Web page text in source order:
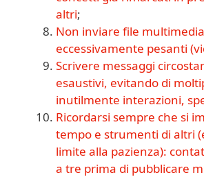
altri;
Non inviare file
eccessivamente pesanti
Scrivere messaggi
esaustivi, evitando di
inutilmente interazioni,
Ricordarsi sempre che si
tempo e strumenti di altri
limite alla pazienza):
a tre prima di pubblicare